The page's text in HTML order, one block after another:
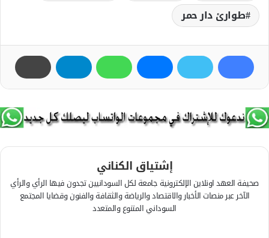
طوارئ دار حمر
إشتياق الكناني
صحيفة العهد اونلاين الإلكترونية جامعة لكل السودانيين تجدون فيها الرأي والرأي
الآخر عبر منصات الأخبار والاقتصاد والرياضة والثقافة والفنون وقضايا المجتمع
السوداني المتنوع والمتعدد